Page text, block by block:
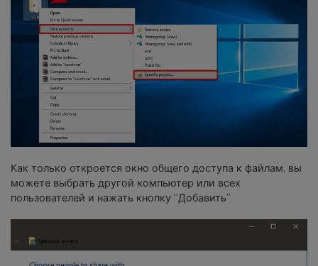
Как только откроется окно общего доступа к файлам, вы
можете выбрать другой компьютер или всех
пользователей и нажать кнопку “Добавить”.